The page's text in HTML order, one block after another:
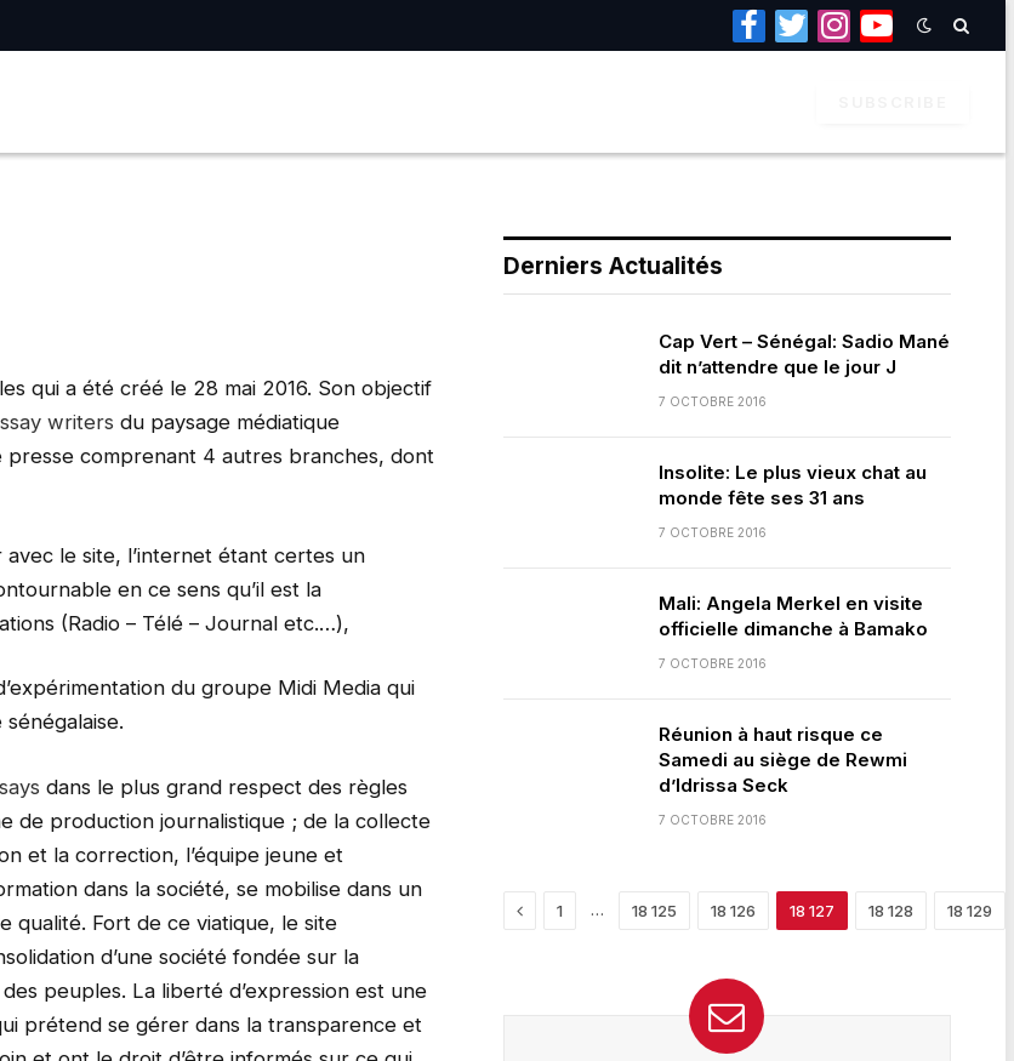
Facebook
TwitterInstagramYouTube
qui a été créé le 28 mai 2016. Son objectif
writers du paysage médiatique
comprenant 4 autres branches, dont
le site, l’internet étant certes un
en ce sens qu’il est la
(Radio – Télé – Journal etc.…),
du groupe Midi Media qui
dans le plus grand respect des règles
de production journalistique ; de la collecte
et la correction, l’équipe jeune et
dans la société, se mobilise dans un
qualité. Fort de ce viatique, le site
d’une société fondée sur la
peuples. La liberté d’expression est une
prétend se gérer dans la transparence et
Derniers Actualités
Cap Vert – Sénégal: Sadio Mané
dit n’attendre que le jour J
7 OCTOBRE 2016
Insolite: Le plus vieux chat au
monde fête ses 31 ans
7 OCTOBRE 2016
Mali: Angela Merkel en visite
officielle dimanche à Bamako
7 OCTOBRE 2016
Réunion à haut risque ce
Samedi au siège de Rewmi
d’Idrissa Seck
7 OCTOBRE 2016
Previous
1 … 18 125 18 126 18 127 18 128 18 129